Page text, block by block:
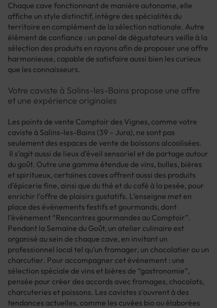
Chaque cave fonctionnant de manière autonome, elle
affiche un style distinctif, intègre des spécialités du
territoire en complément de la sélection nationale. Autre
élément de confiance : un panel de dégustateurs veille à la
sélection des produits en rayons afin de proposer une offre
harmonieuse, capable de satisfaire aussi bien les curieux
que les connaisseurs.
Votre caviste à Salins-les-Bains propose une offre
et une expérience originales
Les points de vente Comptoir des Vignes, comme votre
caviste à Salins-les-Bains (39 – Jura), ne sont pas
seulement des espaces de vente de boissons alcoolisées.
Il s’agit aussi de lieux d’éveil sensoriel et de partage autour
du goût. Outre une gamme étendue de vins, bulles, bières
et spiritueux, certaines caves offrent aussi des produits
d’épicerie fine, ainsi que du thé et du café à la pesée, pour
enrichir l’offre de plaisirs gustatifs. L’enseigne met en
place des événements festifs et gourmands, dont
l’événement “Rencontres gourmandes au Comptoir”.
Pendant la Semaine du Goût, un atelier culinaire est
organisé au sein de chaque cave, en invitant un
professionnel local tel qu’un fromager, un chocolatier ou un
charcutier. Pour accompagner cet événement : une
sélection spéciale de vins et bières de “gastronomie”,
pensée pour créer des accords avec fromages, chocolats,
charcuteries et poissons. Les cavistes s’ouvrent à des
tendances actuelles, comme les cuvées bio ou élaborées